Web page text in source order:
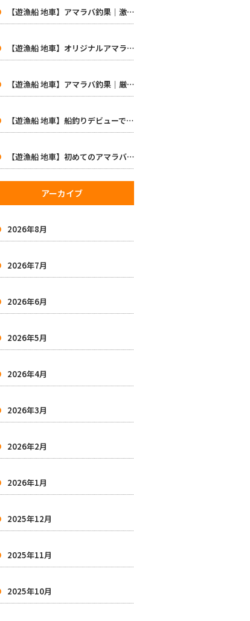
【遊漁船 地車】アマラバ釣果｜激渋の中で価値ある一匹！初めての48cm白甘鯛に笑顔
【遊漁船 地車】オリジナルアマラバロッドがついに完成！8月1日より販売開始
【遊漁船 地車】アマラバ釣果｜厳しい一日…49.5cmの良型白甘鯛をキャッチ
【遊漁船 地車】船釣りデビューで47cm！初めてのアマラバで大興奮の一日
【遊漁船 地車】初めてのアマラバで50オーバー2本！有田沖で良型白甘鯛をキャッチ
アーカイブ
2026年8月
2026年7月
2026年6月
2026年5月
2026年4月
2026年3月
2026年2月
2026年1月
2025年12月
2025年11月
2025年10月